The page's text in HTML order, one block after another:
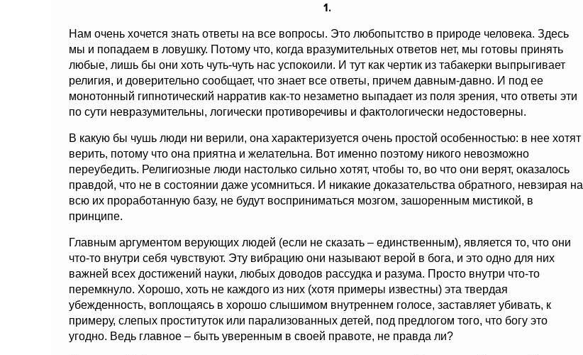
1.
Нам очень хочется знать ответы на все вопросы. Это любопытство в природе человека. Здесь
мы и попадаем в ловушку. Потому что, когда вразумительных ответов нет, мы готовы принять
любые, лишь бы они хоть чуть-чуть нас успокоили. И тут как чертик из табакерки выпрыгивает
религия, и доверительно сообщает, что знает все ответы, причем давным-давно. И под ее
монотонный гипнотический нарратив как-то незаметно выпадает из поля зрения, что ответы эти
по сути невразумительны, логически противоречивы и фактологически недостоверны.
В какую бы чушь люди ни верили, она характеризуется очень простой особенностью: в нее хотят
верить, потому что она приятна и желательна. Вот именно поэтому никого невозможно
переубедить. Религиозные люди настолько сильно хотят, чтобы то, во что они верят, оказалось
правдой, что не в состоянии даже усомниться. И никакие доказательства обратного, невзирая на
всю их проработанную базу, не будут восприниматься мозгом, зашоренным мистикой, в
принципе.
Главным аргументом верующих людей (если не сказать – единственным), является то, что они
что-то внутри себя чувствуют. Эту вибрацию они называют верой в бога, и это одно для них
важней всех достижений науки, любых доводов рассудка и разума. Просто внутри что-то
перемкнуло. Хорошо, хоть не каждого из них (хотя примеры известны) эта твердая
убежденность, воплощаясь в хорошо слышимом внутреннем голосе, заставляет убивать, к
примеру, слепых проституток или парализованных детей, под предлогом того, что богу это
угодно. Ведь главное – быть уверенным в своей правоте, не правда ли?